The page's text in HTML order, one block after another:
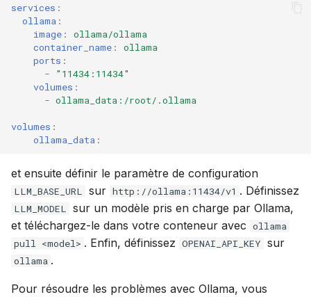
services :
ollama :
image :
ollama/ollama
container_name :
ollama
ports :
-
"11434:11434"
volumes :
- ollama_data:/root/.ollama
volumes :
ollama_data :
et ensuite définir le paramètre de configuration
LLM_BASE_URL sur http://ollama:11434/v1 . Définissez
LLM_MODEL sur un modèle pris en charge par Ollama,
et téléchargez-le dans votre conteneur avec ollama
pull <model> . Enfin, définissez OPENAI_API_KEY sur
ollama .
Pour résoudre les problèmes avec Ollama, vous